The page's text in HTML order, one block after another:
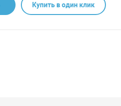
Купить в один клик